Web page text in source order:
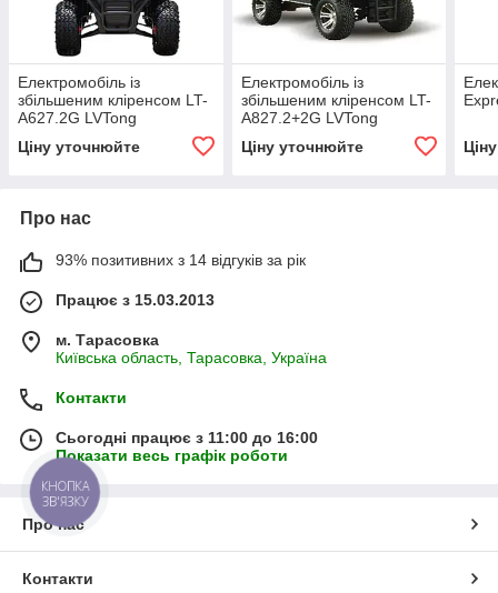
Електромобіль із
збільшеним кліренсом LT-
A627.2G LVTong
Ціну уточнюйте
Електромобіль із
збільшеним кліренсом LT-
A827.2+2G LVTong
Ціну уточнюйте
Про нас
93% позитивних з 14 відгуків за рік
Працює з 15.03.2013
м. Тарасовка
Київська область, Тарасовка, Україна
Контакти
Сьогодні працює з 11:00 до 16:00
Показати весь графік роботи
Про нас
Контакти
КНОПКА
ЗВ'ЯЗКУ